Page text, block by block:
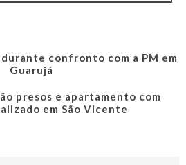
confronto com a PM em
Guarujá
presos e apartamento com
em São Vicente